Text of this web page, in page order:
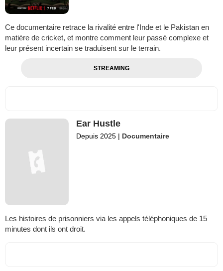
Ce documentaire retrace la rivalité entre l'Inde et le Pakistan en
matière de cricket, et montre comment leur passé complexe et
leur présent incertain se traduisent sur le terrain.
STREAMING
Ear Hustle
Depuis 2025 | Documentaire
Les histoires de prisonniers via les appels téléphoniques de 15
minutes dont ils ont droit.